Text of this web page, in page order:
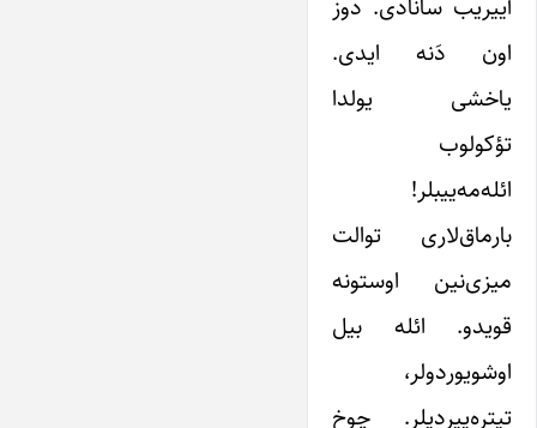
اون دَنه ایدی.
یاخشی یولدا
تؤکولوب
ائله‌مه‌ییبلر!
بارماق‌لاری توالت
میزی‌نین اوستونه
قویدو. ائله بیل
اوشویوردولر،
تیتره‌ییردیلر. چوخ